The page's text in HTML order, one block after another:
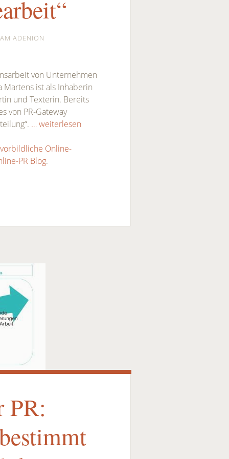
ADENION
von Unternehmen
ist als Inhaberin
und Texterin. Bereits
von PR-Gateway
… weiterlesen
Online-
PR Blog.
PR: